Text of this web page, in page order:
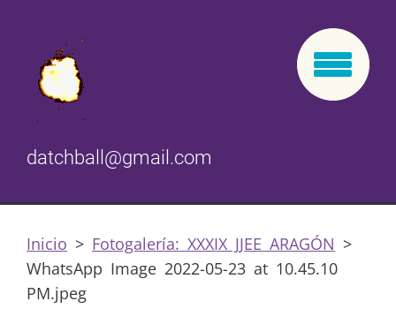
datchball@gmail.com
Inicio > Fotogalería: XXXIX JJEE ARAGÓN >
WhatsApp Image 2022-05-23 at 10.45.10
PM.jpeg